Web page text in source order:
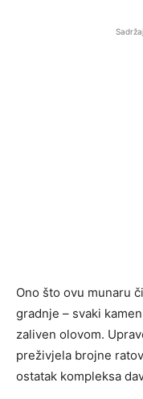
Ono što ovu munaru
gradnje – svaki
zaliven olovom.
preživjela brojne
ostatak kompleksa